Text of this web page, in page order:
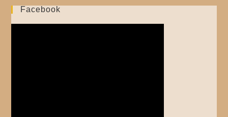
Facebook